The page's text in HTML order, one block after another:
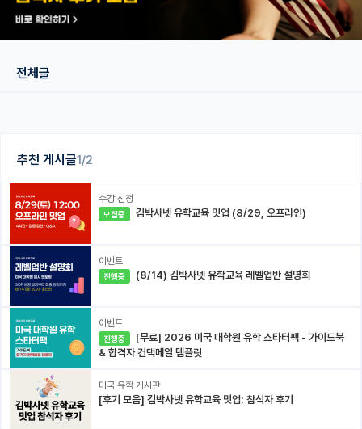
재팬라운지 🌸
추천 게시글1/2
수강 신청
모집중 김박사넷 유학교육 밋업 (8/29, 오프라인)
이벤트
진행중 (8/14) 김박사넷 유학교육 레벨업반 설명회
이벤트
진행중
& 합격자 컨택메일 템플릿
미국 유학 게시판
[후기 모음] 김박사넷 유학교육 밋업: 참석자 후기
전체글